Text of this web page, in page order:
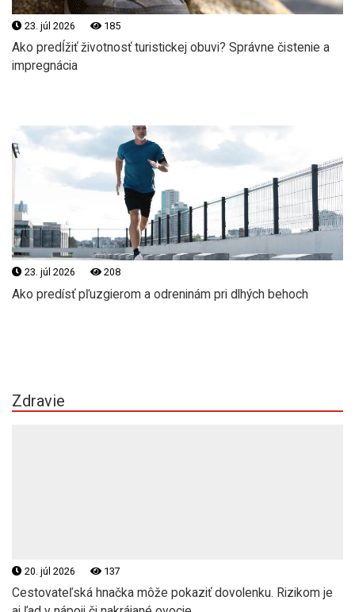
23. júl 2026 185
Ako predĺžiť životnosť turistickej obuvi? Správne čistenie a
impregnácia
23. júl 2026 208
Ako predísť pľuzgierom a odreninám pri dlhých behoch
Zdravie
20. júl 2026 137
Cestovateľská hnačka môže pokaziť dovolenku. Rizikom je